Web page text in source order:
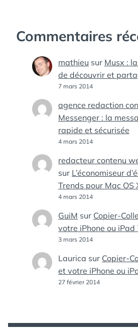
Commentaires
mathieu sur Musx :
de découvrir et
7 mars 2014
agence redaction
Messenger : la
rapide et sécurisée
4 mars 2014
redacteur contenu
sur L’économiseur
Trends pour Mac OS
4 mars 2014
GuiM sur Copier-
votre iPhone ou iPad
3 mars 2014
Laurica sur Copier-
et votre iPhone ou
27 février 2014